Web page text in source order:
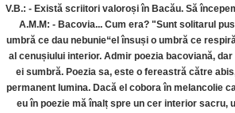
V.B.: - Există scriitori valoroși în Bacău. Să
A.M.M: - Bacovia... Cum era? "Sunt solitarul
umbră ce dau nebunie“el însuși o umbră ce
al cenușiului interior. Admir poezia bacoviană,
ei sumbră. Poezia sa, este o fereastră către
permanent lumina. Dacă el cobora în melancolie
eu în poezie mă înalț spre un cer interior sacru,